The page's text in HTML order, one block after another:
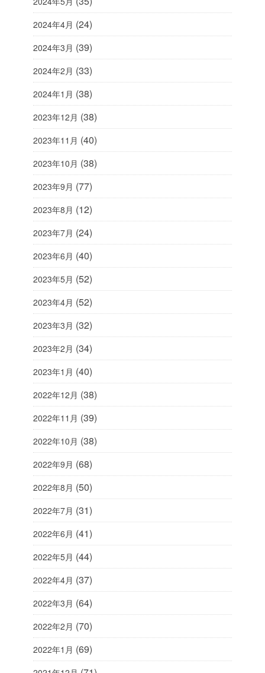
2024年4月 (24)
2024年3月 (39)
2024年2月 (33)
2024年1月 (38)
2023年12月 (38)
2023年11月 (40)
2023年10月 (38)
2023年9月 (77)
2023年8月 (12)
2023年7月 (24)
2023年6月 (40)
2023年5月 (52)
2023年4月 (52)
2023年3月 (32)
2023年2月 (34)
2023年1月 (40)
2022年12月 (38)
2022年11月 (39)
2022年10月 (38)
2022年9月 (68)
2022年8月 (50)
2022年7月 (31)
2022年6月 (41)
2022年5月 (44)
2022年4月 (37)
2022年3月 (64)
2022年2月 (70)
2022年1月 (69)